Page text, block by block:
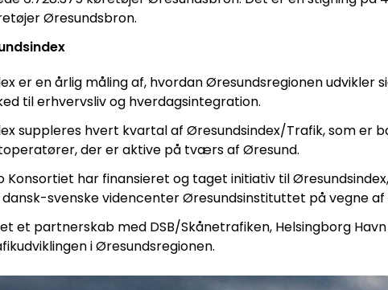
Øresundsbron.
er en årlig måling af, hvordan Øresundsregionen udvikler
til erhvervsliv og hverdagsintegration.
suppleres hvert kvartal af Øresundsindex/Trafik, som
der er aktive på tværs af Øresund.
Konsortiet har finansieret og taget initiativ til
svenske videncenter Øresundsinstituttet på vegne
et partnerskab med DSB/Skånetrafiken, Helsingborg
i Øresundsregionen.